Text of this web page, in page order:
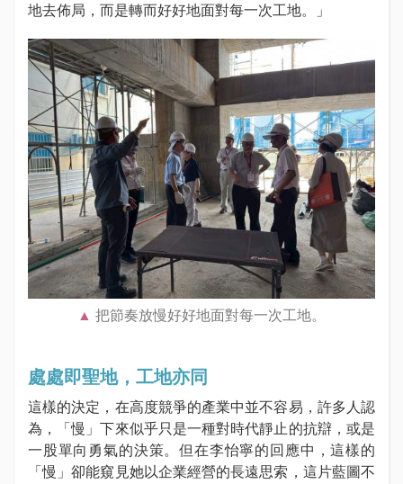
地去佈局，而是轉而好好地面對每一次工地。」
把節奏放慢好好地面對每一次工地。
處處即聖地，工地亦同
這樣的決定，在高度競爭的產業中並不容易，許多人認
為，「慢」下來似乎只是一種對時代靜止的抗辯，或是
一股單向勇氣的決策。但在李怡寧的回應中，這樣的
「慢」卻能窺見她以企業經營的長遠思索，這片藍圖不